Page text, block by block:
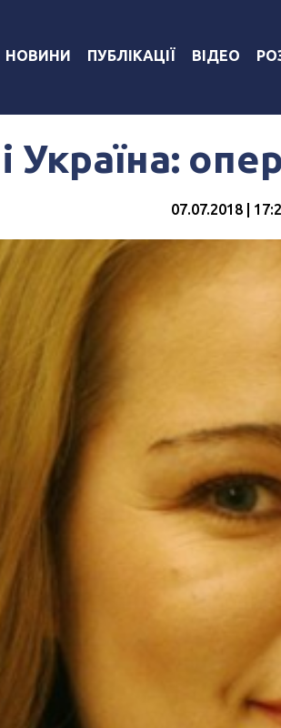
НОВИНИ ПУБЛІКАЦІЇ ВІДЕО
Україна:
07.07.2018 |